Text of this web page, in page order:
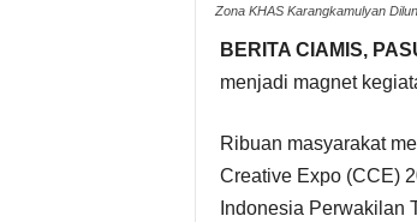
Zona KHAS Karangkamulyan
BERITA CIAMIS,
menjadi magnet
Ribuan masyarakat
Creative Expo (CCE)
Indonesia Perwakilan